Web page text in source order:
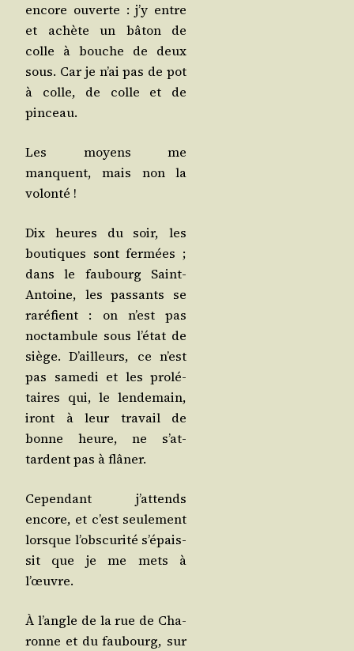
encore ouverte : j’y entre
et achète un bâton de
colle à bouche de deux
sous. Car je n’ai pas de pot
à colle, de colle et de
pinceau.
Les moyens me
manquent, mais non la
volonté !
Dix heures du soir, les
bou­tiques sont fer­mées ;
dans le fau­bourg Saint-
Antoine, les pas­sants se
raré­fient : on n’est pas
noc­tam­bule sous l’é­tat de
siège. D’ailleurs, ce n’est
pas same­di et les pro­lé­
taires qui, le len­de­main,
iront à leur tra­vail de
bonne heure, ne s’at­
tardent pas à flâner.
Cepen­dant j’attends
encore, et c’est seule­ment
lorsque l’obscurité s’é­pais­
sit que je me mets à
l’œuvre.
À l’angle de la rue de Cha­
ronne et du fau­bourg, sur